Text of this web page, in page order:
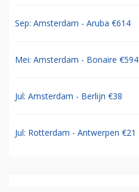
Sep: Amsterdam - Aruba €614
Mei: Amsterdam - Bonaire €594
Jul: Amsterdam - Berlijn €38
Jul: Rotterdam - Antwerpen €21